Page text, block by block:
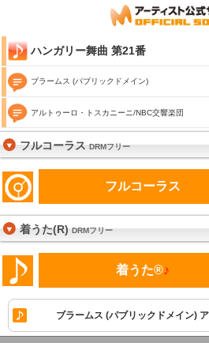
ハンガリー舞曲 第21番
ブラームス (パブリックドメイン)
アルトゥーロ・トスカニーニ/NBC交響楽団
フルコーラスDRMフリー
フルコーラス
着うた(R)DRMフリー
着うた®♪
ブラームス (パブリックドメイン)